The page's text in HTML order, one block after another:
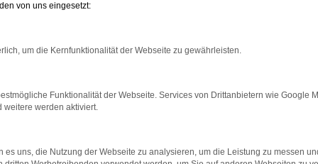
Für Ihre Fahrten durch Friedberg handelt es sich
Es handelt sich meist um Modelle mit Vollausstattung, bei
in vielen Fällen einen Allradantrieb freuen. Für Fahrten durch
unter dem Neupreis liegt. Wir bieten Ihnen für Ihre Fahrten
Network Error
ist ein Fehler aufgetreten.
paar Tipps, die dir helfen können:
von uns eingesetzt:
um die Kernfunktionalität der Webseite zu gewährleisten.
Funktionalität der Webseite. Services von Drittanbietern wie Google
weitere werden aktiviert.
es uns, die Nutzung der Webseite zu analysieren, um die Leistung zu messen